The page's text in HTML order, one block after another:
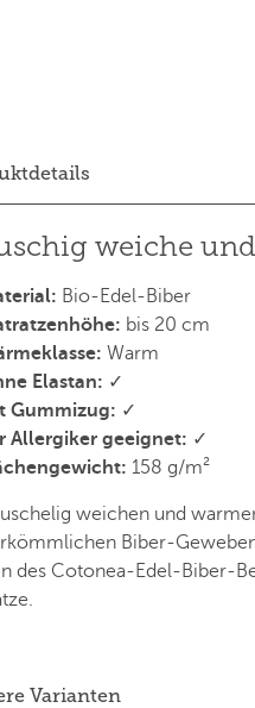
weiche
Bio-Edel-Biber
bis 20 cm
Warm
Elastan: ✓
Gummizug: ✓
Allergiker geeignet: ✓
158 g/m²
weichen und
Biber-
des Cotonea-Edel-Biber-
Varianten